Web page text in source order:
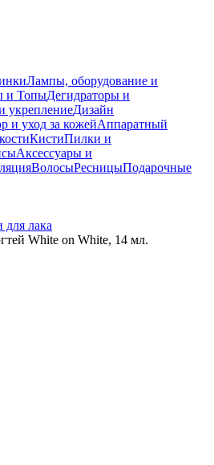
Лампы, оборудование и
и ТопыДегидраторы и
укреплениеДизайн
и уход за кожейАппаратный
КистиПилки и
Аксессуары и
ВолосыРесницыПодарочные
для лака
White on White, 14 мл.